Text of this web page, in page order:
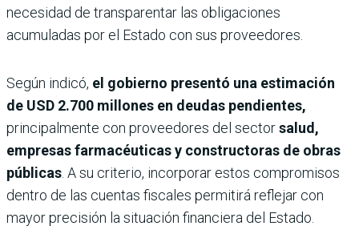
necesidad de transparentar las obligaciones
acumuladas por el Estado con sus proveedores.
Según indicó, el gobierno presentó una estimación
de USD 2.700 millones en deudas pendientes,
principalmente con proveedores del sectorsalud,
empresas farmacéuticas y constructoras de obras
públicas. A su criterio, incorporar estos compromisos
dentro de las cuentas fiscales permitirá reflejar con
mayor precisión la situación financiera del Estado.